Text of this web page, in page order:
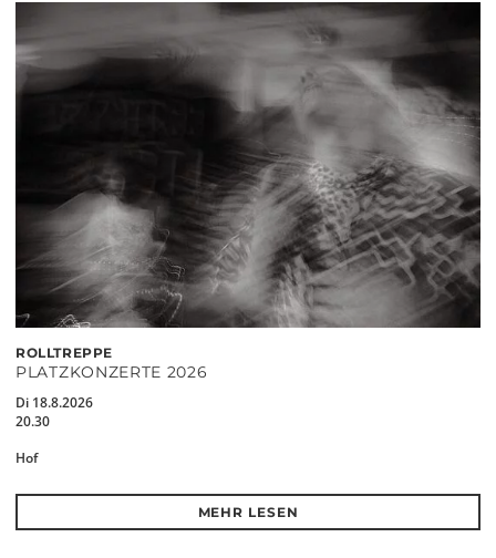
ROLLTREPPE
PLATZKONZERTE 2026
Di 18.8.2026
20.30
Hof
MEHR LESEN